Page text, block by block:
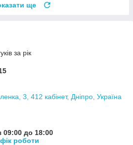
ще
за рік
3, 412 кабінет, Дніпро, Україна
09:00 до 18:00
роботи